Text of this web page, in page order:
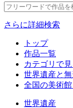
さらに詳細検索
トップ
作品一覧
カテゴリで見
世界遺産と
全国の美術
世界遺産